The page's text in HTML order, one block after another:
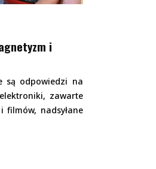
i
są odpowiedzi na
zawarte
nadsyłane